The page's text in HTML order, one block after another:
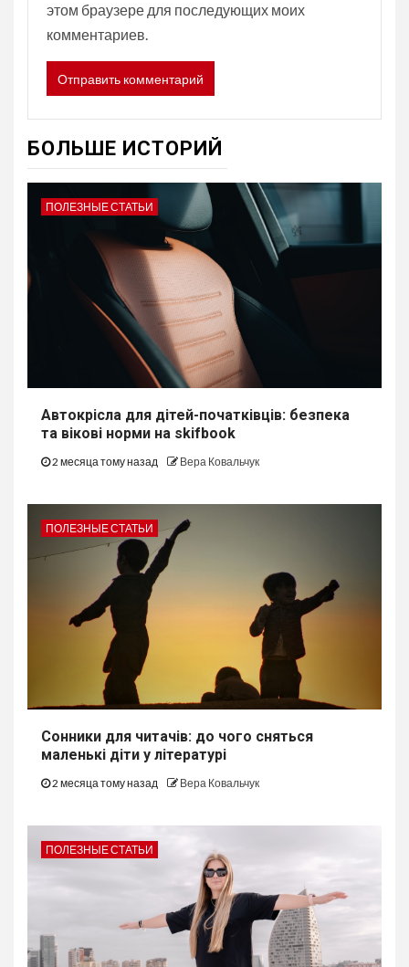
этом браузере для последующих моих
комментариев.
БОЛЬШЕ ИСТОРИЙ
ПОЛЕЗНЫЕ СТАТЬИ
Автокрісла для дітей-початківців: безпека
та вікові норми на skifbook
2 месяца тому назад Вера Ковальчук
ПОЛЕЗНЫЕ СТАТЬИ
Сонники для читачів: до чого сняться
маленькі діти у літературі
2 месяца тому назад Вера Ковальчук
ПОЛЕЗНЫЕ СТАТЬИ